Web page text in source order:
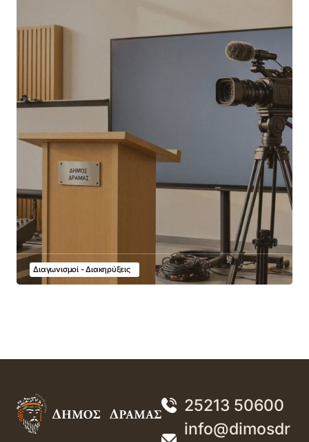
Διαγωνισμοί - Διακηρύξεις
25213 50600
info@dimosdr